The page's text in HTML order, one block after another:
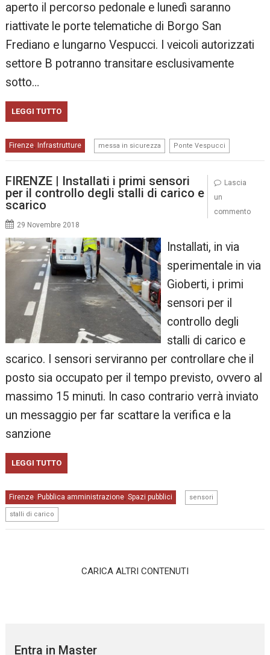
aperto il percorso pedonale e lunedì saranno
riattivate le porte telematiche di Borgo San
Frediano e lungarno Vespucci. I veicoli autorizzati
settore B potranno transitare esclusivamente
sotto…
LEGGI TUTTO
Firenze, Infrastrutture messa in sicurezza Ponte Vespucci
FIRENZE | Installati i primi sensori
per il controllo degli stalli di carico e
scarico
29 Novembre 2018
Installati, in via
sperimentale in via
Gioberti, i primi
sensori per il
controllo degli
stalli di carico e
scarico. I sensori serviranno per controllare che il
posto sia occupato per il tempo previsto, ovvero al
massimo 15 minuti. In caso contrario verrà inviato
un messaggio per far scattare la verifica e la
sanzione
LEGGI TUTTO
Firenze, Pubblica amministrazione,Spazi pubblici sensori
stalli di carico
Lascia
un
commento
CARICA ALTRI CONTENUTI
Entra in Master